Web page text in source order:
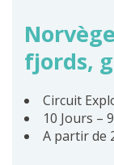
fjords,
Circuit
10 Jours –
A partir de